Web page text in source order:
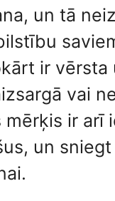
un tā
ir
vai
ir arī
un